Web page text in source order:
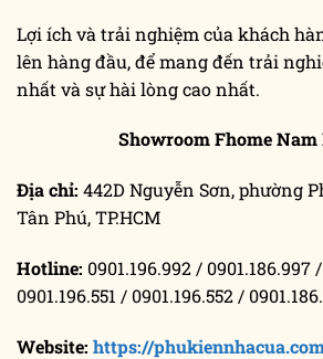
Lợi ích và trải nghiệm của khách
lên hàng đầu, để mang đến trải
nhất và sự hài lòng cao nhất.
Showroom Fhome Nam
Địa chỉ: 442D Nguyễn Sơn, phường
Tân Phú, TP.HCM
Hotline: 0901.196.992 / 0901.186.997
0901.196.551 / 0901.196.552 /
Website: https://